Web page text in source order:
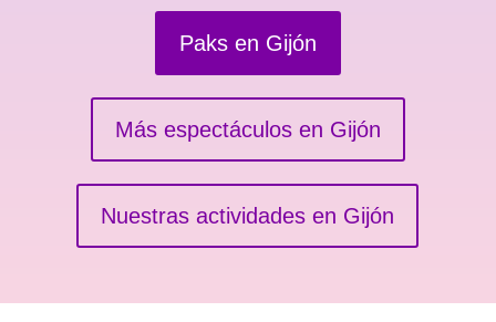
Paks en Gijón
Más espectáculos en Gijón
Nuestras actividades en Gijón